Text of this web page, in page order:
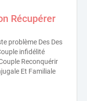
Récupérer
problème Des Des
infidélité
Reconquérir
Et Familiale